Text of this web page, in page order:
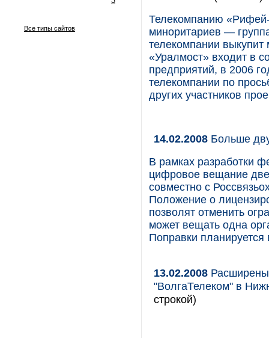
Все типы сайтов
Телекомпанию
миноритариев —
телекомпании
«Уралмост» входит в
предприятий, в 2006
телекомпании по
других участников
14.02.2008 Больше
В рамках разработки
цифровое вещание
совместно с
Положение о
позволят отменить
может вещать одна
Поправки
13.02.2008
"ВолгаТелеком" в
строкой)